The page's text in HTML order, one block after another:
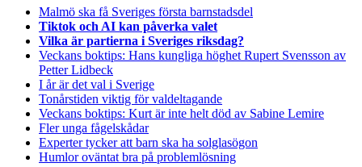
Malmö ska få Sveriges första barnstadsdel
Tiktok och AI kan påverka valet
Vilka är partierna i Sveriges riksdag?
Veckans boktips: Hans kungliga höghet Rupert Svensson av
Petter Lidbeck
I år är det val i Sverige
Tonårstiden viktig för valdeltagande
Veckans boktips: Kurt är inte helt död av Sabine Lemire
Fler unga fågelskådar
Experter tycker att barn ska ha solglasögon
Humlor oväntat bra på problemlösning
surfar ökar du
chansen att få se
personligt
anpassat innehåll
och erbjudanden.